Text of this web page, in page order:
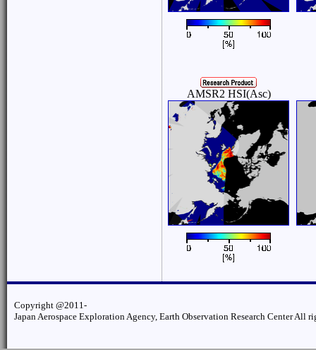
AMSR2 HSI(Asc)
Copyright @2011-
Japan Aerospace Exploration Agency, Earth Observation Research Center All